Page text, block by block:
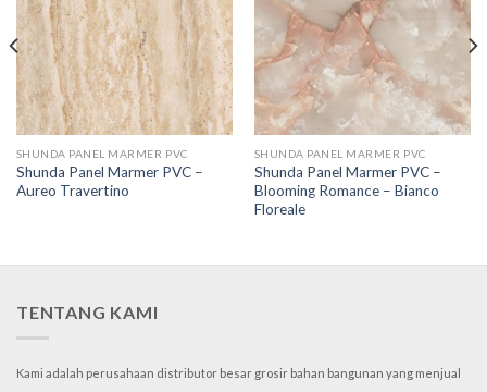
SHUNDA PANEL MARMER PVC
Shunda Panel Marmer PVC –
Aureo Travertino
SHUNDA PANEL MARMER PVC
Shunda Panel Marmer PVC –
Blooming Romance – Bianco
Floreale
TENTANG KAMI
Kami adalah perusahaan distributor besar grosir bahan bangunan yang menjual